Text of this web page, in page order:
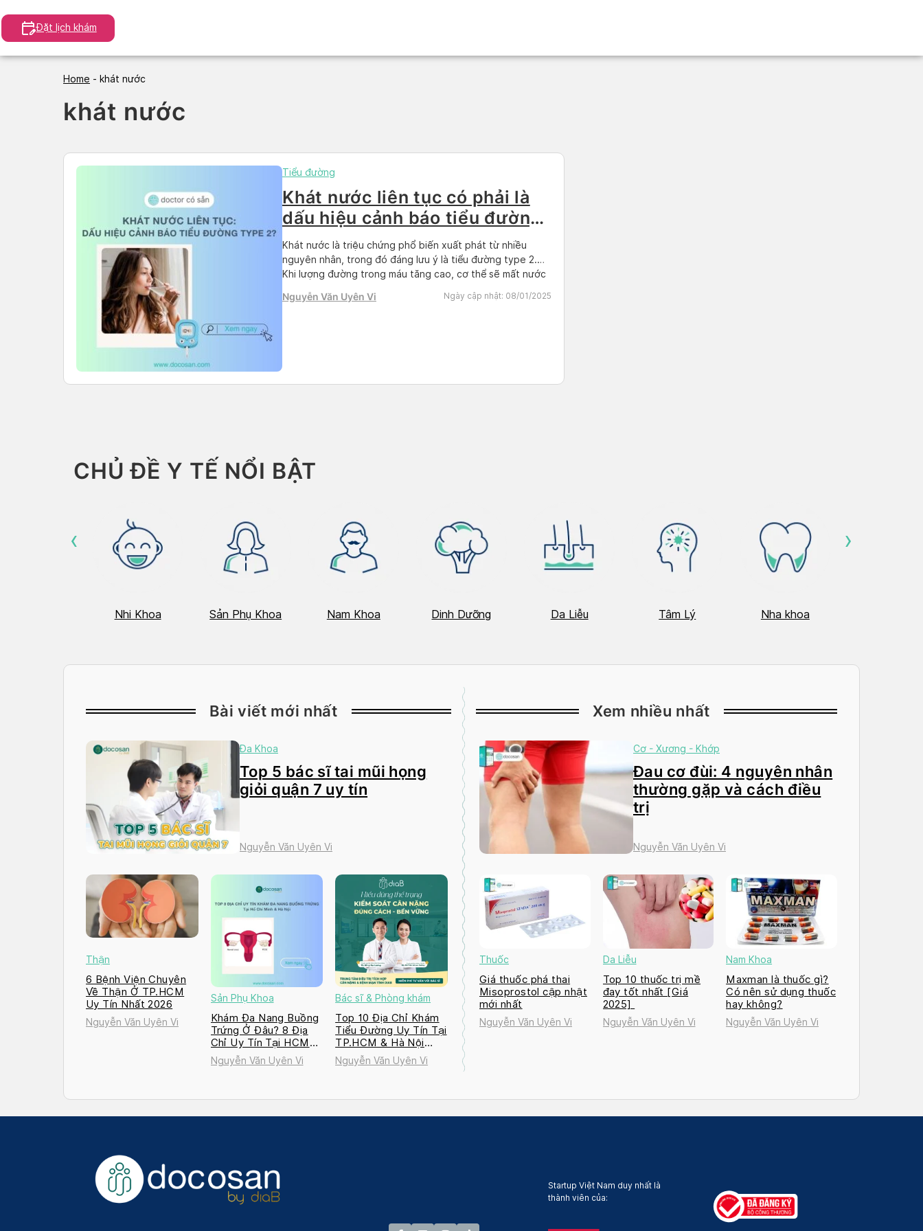
to
content
Đặt lịch khám
Home - khát nước
khát nước
Tiểu đường
Khát nước liên tục có phải là
dấu hiệu cảnh báo tiểu đường
type 2?
Khát nước là triệu chứng phổ biến xuất phát từ nhiều
nguyên nhân, trong đó đáng lưu ý là tiểu đường type 2.
Khi lượng đường trong máu tăng cao, cơ thể sẽ mất nước
hiểu về nguyên nhân và cách kiểm soát […]
Nguyễn Văn Uyên Vi Ngày cập nhật: 08/01/2025
CHỦ ĐỀ Y TẾ NỔI BẬT
Nhi Khoa Sản Phụ Khoa Nam Khoa Dinh Dưỡng Da Liễu Tâm Lý Nha khoa
‹ ›
Bài viết mới nhất
Đa Khoa
Top 5 bác sĩ tai mũi họng
giỏi quận 7 uy tín
Nguyễn Văn Uyên Vi
Thận
6 Bệnh Viện Chuyên
Về Thận Ở TP.HCM
Uy Tín Nhất 2026
Nguyễn Văn Uyên Vi
Sản Phụ Khoa
Khám Đa Nang Buồng
Trứng Ở Đâu? 8 Địa
Chỉ Uy Tín Tại HCM
và Hà Nội 2026
Nguyễn Văn Uyên Vi
Bác sĩ & Phòng khám
Top 10 Địa Chỉ Khám
Tiểu Đường Uy Tín Tại
TP.HCM & Hà Nội
2026
Nguyễn Văn Uyên Vi
Xem nhiều nhất
Cơ - Xương - Khớp
Đau cơ đùi: 4 nguyên nhân
thường gặp và cách điều
trị
Nguyễn Văn Uyên Vi
Thuốc
Giá thuốc phá thai
Misoprostol cập nhật
mới nhất
Nguyễn Văn Uyên Vi
Da Liễu
Top 10 thuốc trị mề
đay tốt nhất [Giá
2025]
Nguyễn Văn Uyên Vi
Nam Khoa
Maxman là thuốc gì?
Có nên sử dụng thuốc
hay không?
Nguyễn Văn Uyên Vi
Startup Việt Nam duy nhất là
thành viên của: